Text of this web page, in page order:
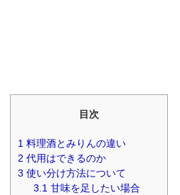
目次
1 料理酒とみりんの違い
2 代用はできるのか
3 使い分け方法について
3.1甘味を足したい場合